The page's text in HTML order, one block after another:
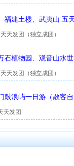
福建土楼、武夷山 五
天发团（独立成团）
石植物园、观音山水
天发团（独立成团）
鼓浪屿一日游（散客
天发团